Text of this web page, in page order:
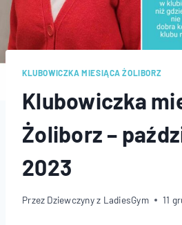
KLUBOWICZKA MIESIĄCA ŻOLIBORZ
Klubowiczka
Żoliborz –
2023
Przez Dziewczyny z LadiesGym 11